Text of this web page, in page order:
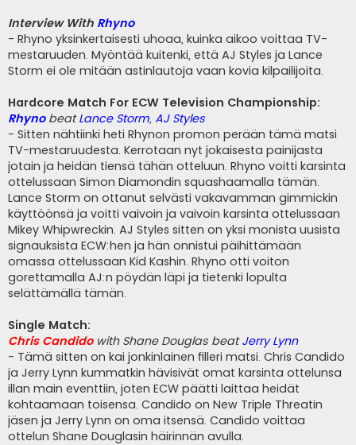
Interview With Rhyno
- Rhyno yksinkertaisesti uhoaa, kuinka aikoo voittaa TV-
mestaruuden. Myöntää kuitenki, että AJ Styles ja Lance
Storm ei ole mitään astinlautoja vaan kovia kilpailijoita.
Hardcore Match For ECW Television Championship:
RhynobeatLance Storm, AJ Styles
- Sitten nähtiinki heti Rhynon promon perään tämä matsi
TV-mestaruudesta. Kerrotaan nyt jokaisesta painijasta
jotain ja heidän tiensä tähän otteluun. Rhyno voitti karsinta
ottelussaan Simon Diamondin squashaamalla tämän.
Lance Storm on ottanut selvästi vakavamman gimmickin
käyttöönsä ja voitti vaivoin ja vaivoin karsinta ottelussaan
Mikey Whipwreckin. AJ Styles sitten on yksi monista uusista
signauksista ECW:hen ja hän onnistui päihittämään
omassa ottelussaan Kid Kashin. Rhyno otti voiton
gorettamalla AJ:n pöydän läpi ja tietenki lopulta
selättämällä tämän.
Single Match:
Chris Candidowith Shane Douglas beatJerry Lynn
- Tämä sitten on kai jonkinlainen filleri matsi. Chris Candido
ja Jerry Lynn kummatkin hävisivät omat karsinta ottelunsa
illan main eventtiin, joten ECW päätti laittaa heidät
kohtaamaan toisensa. Candido on New Triple Threatin
jäsen ja Jerry Lynn on oma itsensä. Candido voittaa
ottelun Shane Douglasin häirinnän avulla.